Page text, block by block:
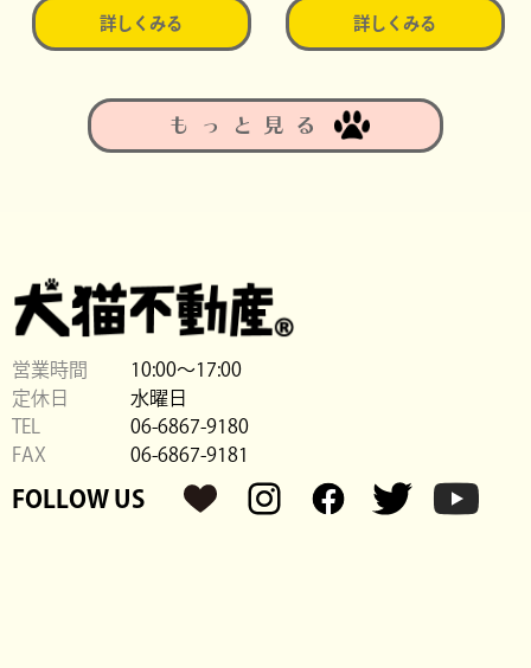
詳しくみる 詳しくみる
もっと見る
営業時間
10:00〜17:00
定休日
水曜日
TEL
06-6867-9180
FAX
06-6867-9181
FOLLOW US